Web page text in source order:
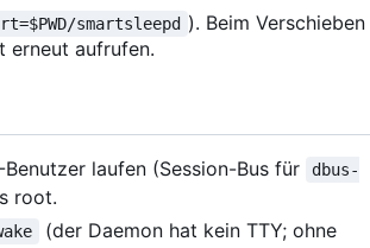
smartsleepd ). Beim Verschieben
erneut aufrufen.
laufen (Session-Bus für
dbus-
root.
(der Daemon hat kein TTY; ohne